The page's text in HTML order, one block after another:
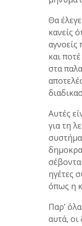
Θα έλεγε
κανείς
και
στα
Αυτές
για τη
ηγέτες
όπως η
Παρ’ όλα
αυτά, οι